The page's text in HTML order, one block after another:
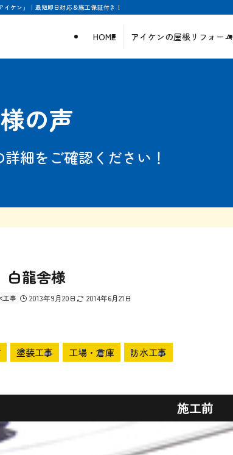
ケン」｜最短即日対応＆施工保証付き！
HOME アイケンの屋根リフォーム
の声
細をご確認ください！
龍舎様
工事 2013年9月20日 2014年6月21日
塗装工事 工場・倉庫 防水工事
施工前